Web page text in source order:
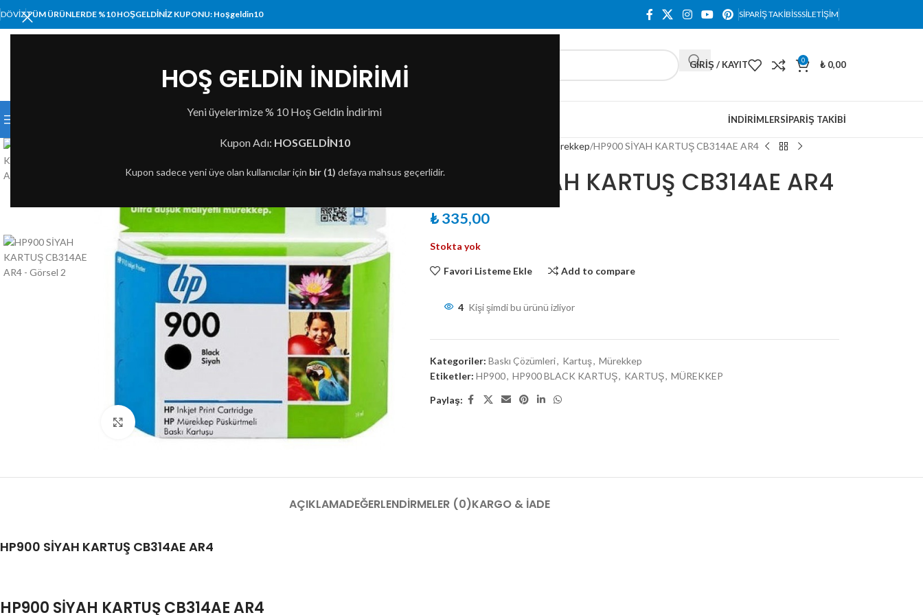
HOŞ GELDİN İNDİRİMİ
Yeni üyelerimize % 10 Hoş Geldin İndirimi
Kupon Adı: HOSGELDİN10
Kupon sadece yeni üye olan kullanıcılar için bir (1) defaya mahsus geçerlidir.
DÖVIZTÜM ÜRÜNLERDE %10 HOŞGELDİNİZ KUPONU: Hoşgeldin10 SIPARIŞ TAKIBISSSİLETIŞIM
KATEGORI SEÇIN
GIRIŞ / KAYIT 0 ₺ 0,00
ANA SAYFAMAĞAZA HAKKIMIZDAİLETIŞIM İNDIRIMLERSIPARIŞ TAKIBI
Büyütmek için tıklayın
Mürekkep HP900 SİYAH KARTUŞ CB314AE AR4
HP900 SİYAH KARTUŞ CB314AE AR4
₺335,00
Stokta yok
Favori Listeme Ekle Add to compare
4 Kişi şimdi bu ürünü izliyor
Kategoriler: Baskı Çözümleri, Kartuş, Mürekkep
Etiketler: HP900, HP900 BLACK KARTUŞ, KARTUŞ, MÜREKKEP
Paylaş:
AÇIKLAMADEĞERLENDIRMELER (0)KARGO & İADE
HP900 SİYAH KARTUŞ CB314AE AR4
HP900 SİYAH KARTUŞ CB314AE AR4